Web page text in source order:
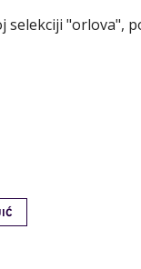
selekciji "orlova",